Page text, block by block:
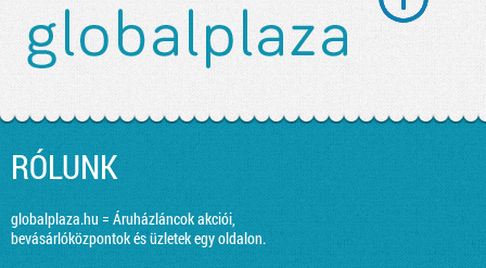
RÓLUNK
globalplaza.hu = Áruházláncok akciói,
bevásárlóközpontok és üzletek egy oldalon.